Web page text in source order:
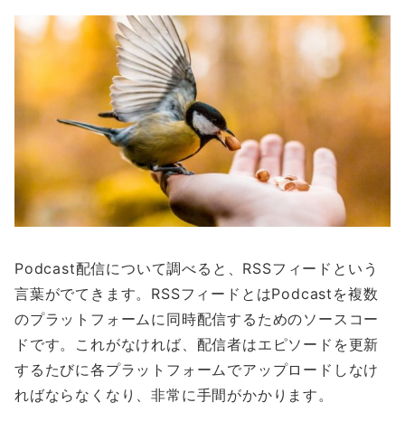
Podcast配信について調べると、RSSフィードという
言葉がでてきます。RSSフィードとはPodcastを複数
のプラットフォームに同時配信するためのソースコー
ドです。これがなければ、配信者はエピソードを更新
するたびに各プラットフォームでアップロードしなけ
ればならなくなり、非常に手間がかかります。